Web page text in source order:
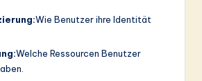
Wie Benutzer ihre Identität
Welche Ressourcen Benutzer